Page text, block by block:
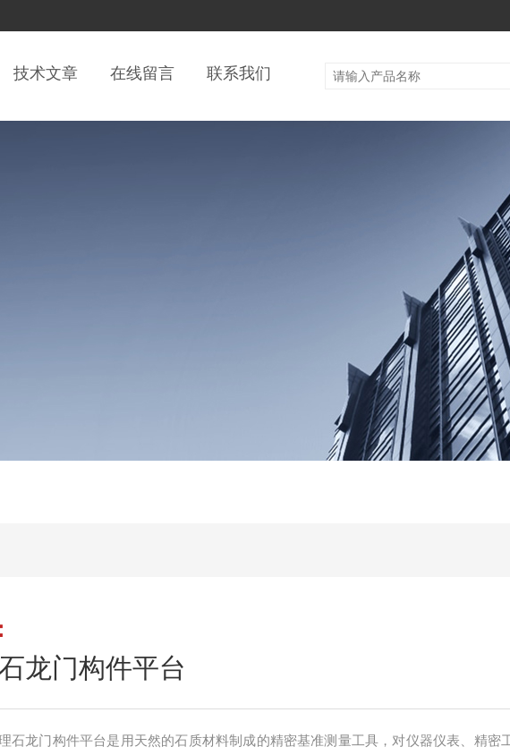
技术文章 在线留言 联系我们
龙门构件平台
石龙门构件平台是用天然的石质材料制成的精密基准测量工具，对仪器仪表、精密